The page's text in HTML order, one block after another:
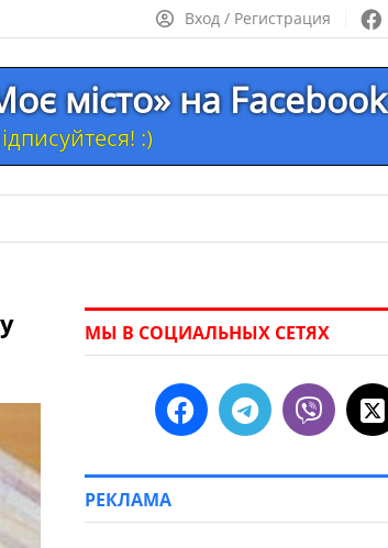
Вход / Регистрация
місто» на Facebook
:)
МЫ В СОЦИАЛЬНЫХ СЕТЯХ
РЕКЛАМА